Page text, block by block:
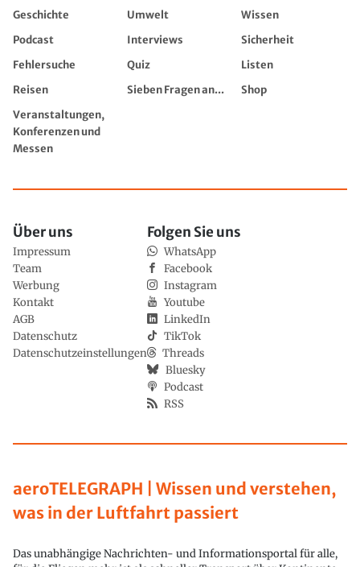
Geschichte Umwelt
Wissen
Podcast
Interviews
Sicherheit
Fehlersuche
Quiz
Listen
Reisen
Sieben Fragen an...
Shop
Veranstaltungen,
Konferenzen und
Messen
aeroTELEGRAPH | Wissen und verstehen,
was in der Luftfahrt passiert
Das unabhängige Nachrichten- und Informationsportal für alle,
Über uns
Impressum
Team
Werbung
Kontakt
AGB
Datenschutz
Datenschutzeinstellungen
Folgen Sie uns
WhatsApp
Facebook
Instagram
Youtube
LinkedIn
TikTok
Threads
Bluesky
Podcast
RSS